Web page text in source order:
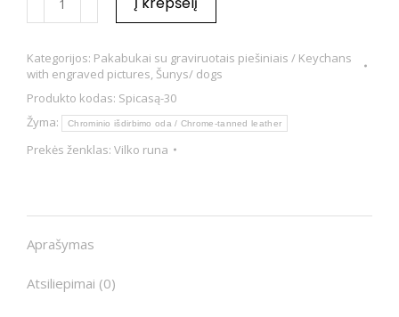
Kategorijos: Pakabukai su graviruotais piešiniais / Keychans
with engraved pictures, Šunys/ dogs
Produkto kodas: Spicasą-30
Žyma:
Chrominio išdirbimo oda / Chrome-tanned leather
Prekės ženklas: Vilko runa
Aprašymas
Atsiliepimai (0)